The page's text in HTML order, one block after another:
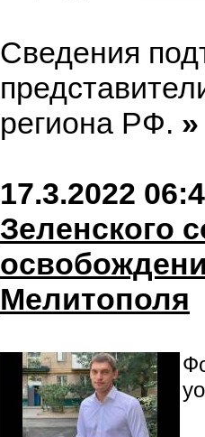
Сведения
региона РФ. »
17.3.2022
Зеленского
Мелитополя